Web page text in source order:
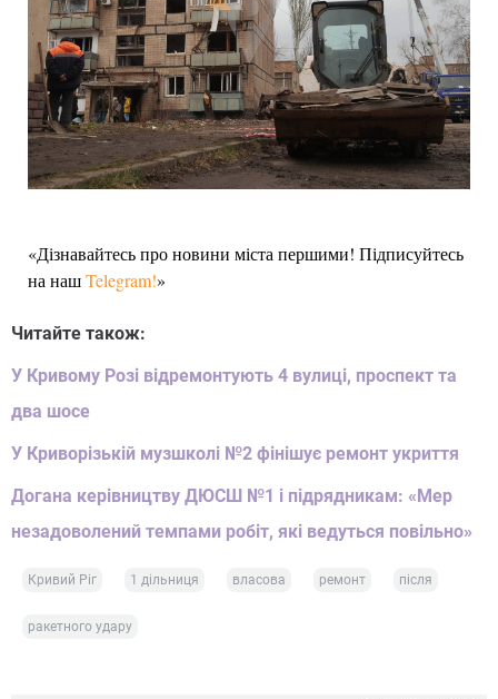
«Дізнавайтесь про новини міста першими! Підписуйтесь
на нашTelegram!»
Читайте також:
У Кривому Розі відремонтують 4 вулиці, проспект та
два шосе
У Криворізькій музшколі №2 фінішує ремонт укриття
Догана керівництву ДЮСШ №1 і підрядникам: «Мер
незадоволений темпами робіт, які ведуться повільно»
Кривий Ріг 1 дільниця власова ремонт після
ракетного удару